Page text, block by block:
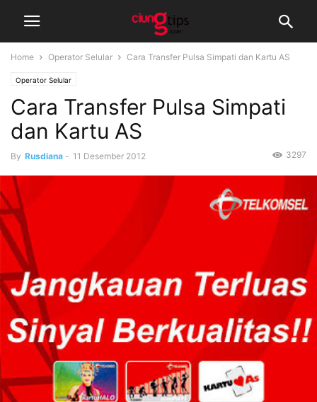
Home Operator Selular Cara Transfer Pulsa Simpati dan Kartu AS
Operator Selular
Cara Transfer Pulsa Simpati
dan Kartu AS
By Rusdiana - 11 Desember 2012 3297